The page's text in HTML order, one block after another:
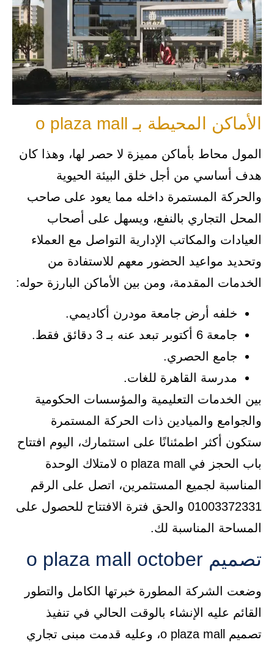
الأماكن المحيطة بـ o plaza mall
المول محاط بأماكن مميزة لا حصر لها، وهذا كان
هدف أساسي من أجل خلق البيئة الحيوية
والحركة المستمرة داخله مما يعود على صاحب
المحل التجاري بالنفع، ويسهل على أصحاب
العيادات والمكاتب الإدارية التواصل مع العملاء
وتحديد مواعيد الحضور معهم للاستفادة من
الخدمات المقدمة، ومن بين الأماكن البارزة حوله:
خلفه أرض جامعة مودرن أكاديمي.
جامعة 6 أكتوبر تبعد عنه بـ 3 دقائق فقط.
جامع الحصري.
مدرسة القاهرة للغات.
بين الخدمات التعليمية والمؤسسات الحكومية
والجوامع والميادين ذات الحركة المستمرة
ستكون أكثر اطمئنانًا على استثمارك، اليوم افتتاح
باب الحجز في o plaza mall لامتلاك الوحدة
المناسبة لجميع المستثمرين، اتصل على الرقم
01003372331 والحق فترة الافتتاح للحصول على
المساحة المناسبة لك.
تصميم o plaza mall october
وضعت الشركة المطورة خبرتها الكامل والتطور
القائم عليه الإنشاء بالوقت الحالي في تنفيذ
تصميم o plaza mall، وعليه قدمت مبنى تجاري